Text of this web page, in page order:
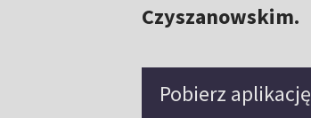
Czyszanowskim.
Pobierz aplikację